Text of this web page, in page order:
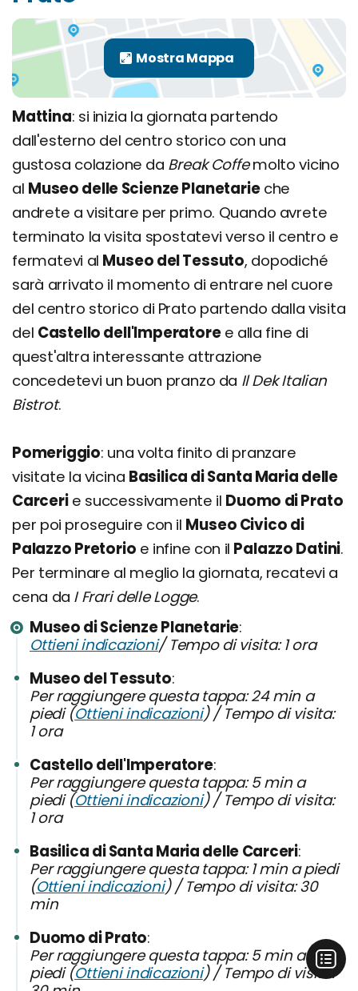
Mattina: si inizia la giornata partendo
dall'esterno del centro storico con una
gustosa colazione da Break Coffemolto vicino
al Museo delle Scienze Planetarieche
andrete a visitare per primo. Quando avrete
terminato la visita spostatevi verso il centro e
fermatevi al Museo del Tessuto, dopodiché
sarà arrivato il momento di entrare nel cuore
del centro storico di Prato partendo dalla visita
del Castello dell'Imperatoree alla fine di
quest'altra interessante attrazione
concedetevi un buon pranzo da Il Dek Italian
Bistrot.
Pomeriggio: una volta finito di pranzare
visitate la vicina Basilica di Santa Maria delle
Carcerie successivamente il Duomo di Prato
per poi proseguire con il Museo Civico di
Palazzo Pretorio e infine con il Palazzo Datini.
Per terminare al meglio la giornata, recatevi a
cena da I Frari delle Logge.
Museo di Scienze Planetarie
Ottieni indicazioni/ Tempo di visita: 1 ora
Museo del Tessuto
Per raggiungere questa tappa: 24 min a
piedi (Ottieni indicazioni) / Tempo di visita:
1 ora
Castello dell'Imperatore
Per raggiungere questa tappa: 5 min a
piedi (Ottieni indicazioni) / Tempo di visita:
1 ora
Basilica di Santa Maria delle Carceri
Per raggiungere questa tappa: 1 min a piedi
(Ottieni indicazioni) / Tempo di visita: 30
min
Duomo di Prato
Per raggiungere questa tappa: 5 min a
piedi (Ottieni indicazioni) / Tempo di visita: